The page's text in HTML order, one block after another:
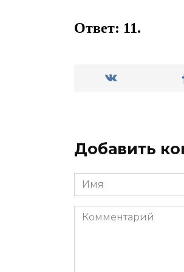
Ответ: 11.
Добавить
Имя
*
Комментарий